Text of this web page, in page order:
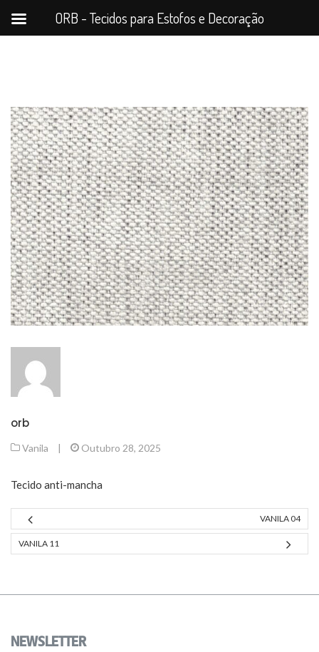
orb
Vanila | Outubro 28, 2025
Tecido anti-mancha
VANILA 04
VANILA 11
NEWSLETTER
ORB - Tecidos para Estofos e Decoração